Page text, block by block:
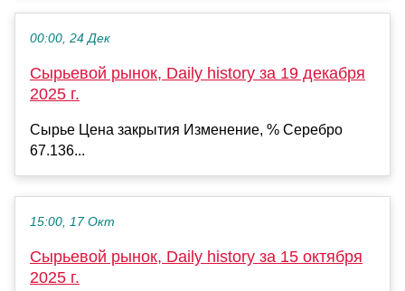
00:00, 24 Дек
Сырьевой рынок, Daily history за 19 декабря
2025 г.
Сырье Цена закрытия Изменение, % Серебро
67.136...
15:00, 17 Окт
Сырьевой рынок, Daily history за 15 октября
2025 г.